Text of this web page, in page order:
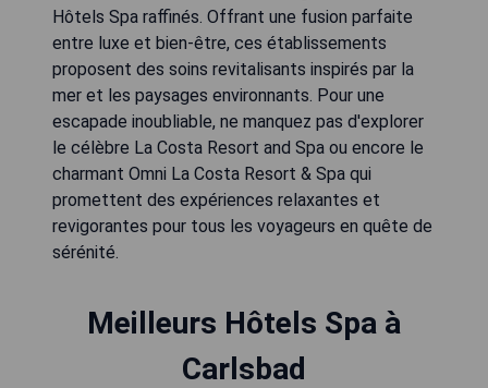
Hôtels Spa raffinés. Offrant une fusion parfaite
entre luxe et bien-être, ces établissements
proposent des soins revitalisants inspirés par la
mer et les paysages environnants. Pour une
escapade inoubliable, ne manquez pas d'explorer
le célèbre La Costa Resort and Spa ou encore le
charmant Omni La Costa Resort & Spa qui
promettent des expériences relaxantes et
revigorantes pour tous les voyageurs en quête de
sérénité.
Meilleurs Hôtels Spa à
Carlsbad